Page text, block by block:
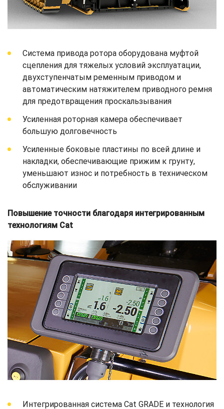
Система привода ротора оборудована муфтой
сцепления для тяжелых условий эксплуатации,
двухступенчатым ременным приводом и
автоматическим натяжителем приводного ремня
для предотвращения проскальзывания
Усиленная роторная камера обеспечивает
большую долговечность
Усиленные боковые пластины по всей длине и
накладки, обеспечивающие прижим к грунту,
уменьшают износ и потребность в техническом
обслуживании
Повышение точности благодаря интегрированным
технологиям Cat
Интегрированная система Cat GRADE и технология